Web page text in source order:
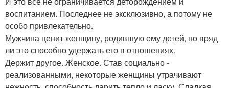
воспитанием. Последнее не эксклюзивно, а потому не
особо привлекательно.
Мужчина ценит женщину, родившую ему детей, но вряд
ли это способно удержать его в отношениях.
Держит другое. Женское. Став социально -
реализованными, некоторые женщины утрачивают